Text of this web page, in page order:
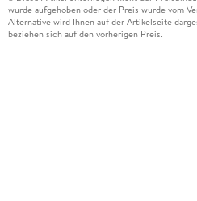
wurde aufgehoben oder der Preis wurde vom
Alternative wird Ihnen auf der Artikelseite
beziehen sich auf den vorherigen Preis.